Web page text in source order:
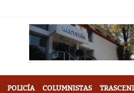
POLICÍA COLUMNISTAS